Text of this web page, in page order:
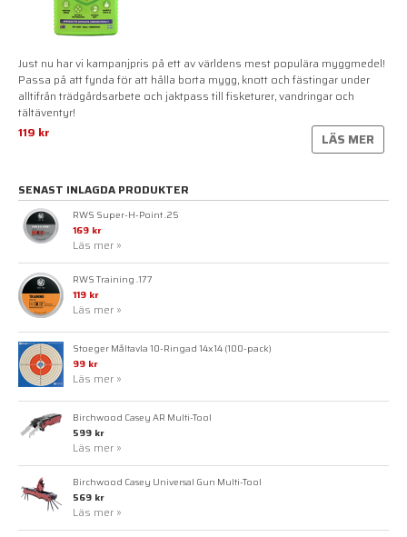
Just nu har vi kampanjpris på ett av världens mest populära myggmedel!
Passa på att fynda för att hålla borta mygg, knott och fästingar under
alltifrån trädgårdsarbete och jaktpass till fisketurer, vandringar och
tältäventyr!
119 kr
LÄS MER
SENAST INLAGDA PRODUKTER
RWS Super-H-Point .25
169 kr
Läs mer »
RWS Training .177
119 kr
Läs mer »
Stoeger Måltavla 10-Ringad 14x14 (100-pack)
99 kr
Läs mer »
Birchwood Casey AR Multi-Tool
599 kr
Läs mer »
Birchwood Casey Universal Gun Multi-Tool
569 kr
Läs mer »